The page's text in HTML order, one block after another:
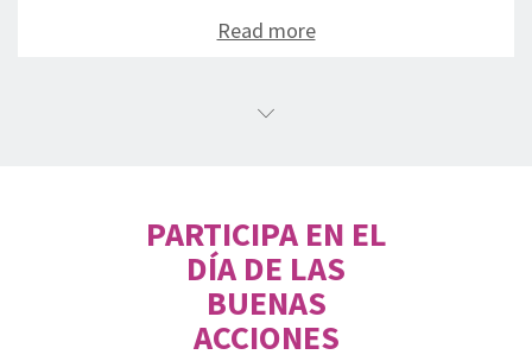
Read more
PARTICIPA EN EL
DÍA DE LAS
BUENAS
ACCIONES